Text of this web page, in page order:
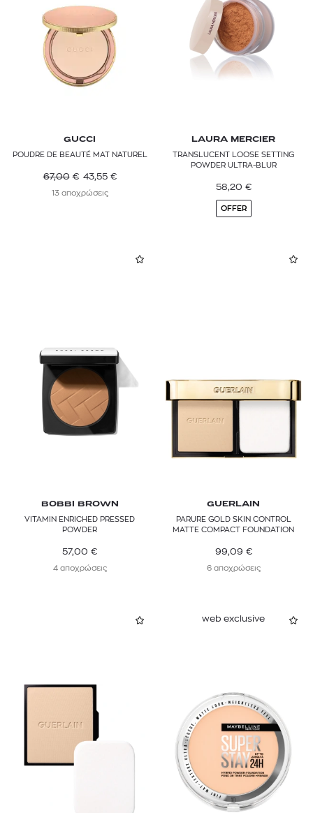
GUCCI
POUDRE DE BEAUTÉ MAT NATUREL
67,00 € 43,55 €
13 αποχρώσεις
LAURA MERCIER
TRANSLUCENT LOOSE SETTING
POWDER ULTRA-BLUR
58,20 €
OFFER
BOBBI BROWN
VITAMIN ENRICHED PRESSED
POWDER
57,00 €
4 αποχρώσεις
GUERLAIN
PARURE GOLD SKIN CONTROL
MATTE COMPACT FOUNDATION
99,09 €
6 αποχρώσεις
web exclusive